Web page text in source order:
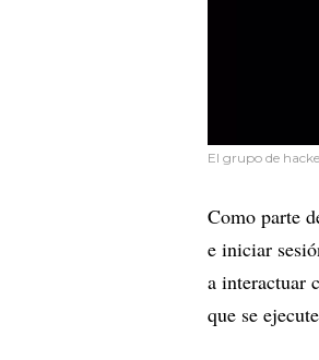
El grupo de
Como parte
e iniciar
a interactuar
que se